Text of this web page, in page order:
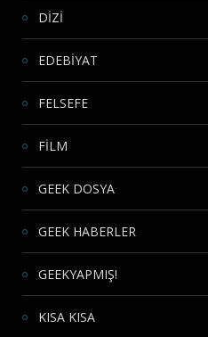
DİZİ
EDEBİYAT
FELSEFE
FİLM
GEEK DOSYA
GEEK HABERLER
GEEKYAPMIŞ!
KISA KISA